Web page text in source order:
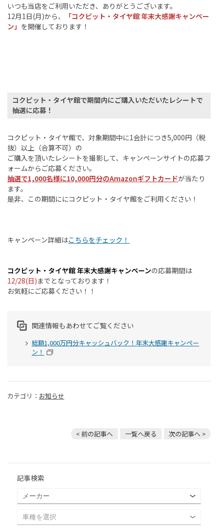
いつも当店をご利用いただき、ありがとうございます。
12月1日(月)から、
「コクピット・タイヤ館 年末大感謝キャンペー
ン」 を開催しております！
コクピット・タイヤ館で期間内にご購入いただいたレシートで
抽選に応募！
コクピット・タイヤ館で、対象期間中に1会計につき5,000円（税
抜）以上（合算不可）の
ご購入を頂いたレシートを撮影して、キャンペーンサイトの応募フ
ォームからご応募ください。
抽選で1,000名様に10,000円分のAmazonギフトカードが当たり
ます。
是非、この期間ににコクピット・タイヤ館をご利用ください！
キャンペーン詳細はこちらをチェック！
コクピット・タイヤ館 年末大感謝キャンペーンの応募期間は
12/28(日)までとなっております！
お気軽にご応募ください！！
関連情報もあわせてご覧ください
総額1,000万円分キャッシュバック！年末大感謝キャンペー
ン！
カテゴリ： お知らせ
< 前の記事へ 一覧へ戻る 次の記事へ >
記事検索